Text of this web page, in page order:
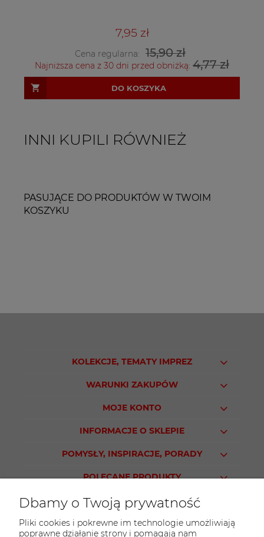
7,95 zł
Cena regularna: 15,90 zł
Najniższa cena z 30 dni przed obniżką: 4,77 zł
DO KOSZYKA
INNI KUPILI RÓWNIEŻ
PASUJĄCE DO PRODUKTÓW W TWOIM
KOSZYKU
KOLEKCJE, TEMATY IMPREZ
WARUNKI ZAKUPÓW
MOJE KONTO
INFORMACJE O SKLEPIE
POMYSŁY, INSPIRACJE, PORADY
POLECANE PRODUKTY
KONTAKT
Dbamy o Twoją prywatność
Pliki cookies i pokrewne im technologie umożliwiają
poprawne działanie strony i pomagają nam